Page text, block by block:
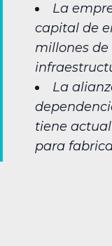
La
capital de
millones
La
tiene
para